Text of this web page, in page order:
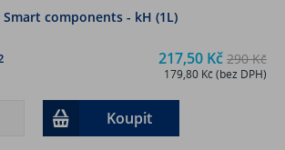
Smart components - kH (1L)
217,50 Kč 290 Kč
179,80 Kč (bez DPH)
Koupit